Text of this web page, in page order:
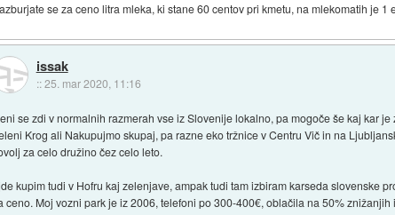
se za ceno litra mleka, ki stane 60 centov pri kmetu, na mlekomatih je
issak
::25. mar 2020, 11:16
se zdi v normalnih razmerah vse iz Slovenije lokalno, pa mogoče še kaj kar
Krog ali Nakupujmo skupaj, pa razne eko tržnice v Centru Vič in na
za celo družino čez celo leto.
kupim tudi v Hofru kaj zelenjave, ampak tudi tam izbiram karseda slovenske
ceno. Moj vozni park je iz 2006, telefoni po 300-400€, oblačila na 50%